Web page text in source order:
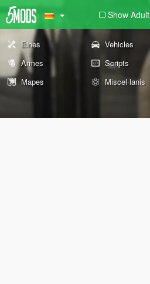
Show Adult
Eines Vehicles
Armes
Scripts
Mapes
Miscel·lanis